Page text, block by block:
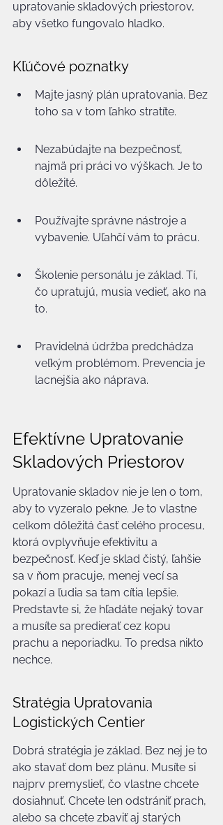
upratovanie skladových priestorov,
aby všetko fungovalo hladko.
Kľúčové poznatky
Majte jasný plán upratovania. Bez
toho sa v tom ľahko stratíte.
Nezabúdajte na bezpečnosť,
najmä pri práci vo výškach. Je to
dôležité.
Používajte správne nástroje a
vybavenie. Uľahčí vám to prácu.
Školenie personálu je základ. Tí,
čo upratujú, musia vedieť, ako na
to.
Pravidelná údržba predchádza
veľkým problémom. Prevencia je
lacnejšia ako náprava.
Efektívne Upratovanie
Skladových Priestorov
Upratovanie skladov nie je len o tom,
aby to vyzeralo pekne. Je to vlastne
celkom dôležitá časť celého procesu,
ktorá ovplyvňuje efektivitu a
bezpečnosť. Keď je sklad čistý, ľahšie
sa v ňom pracuje, menej vecí sa
pokazí a ľudia sa tam cítia lepšie.
Predstavte si, že hľadáte nejaký tovar
a musíte sa predierať cez kopu
prachu a neporiadku. To predsa nikto
nechce.
Stratégia Upratovania
Logistických Centier
Dobrá stratégia je základ. Bez nej je to
ako stavať dom bez plánu. Musíte si
najprv premyslieť, čo vlastne chcete
dosiahnuť. Chcete len odstrániť prach,
alebo sa chcete zbaviť aj starých